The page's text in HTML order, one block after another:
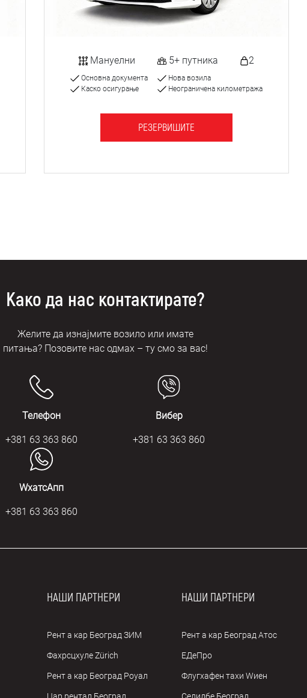
Мануелни 5+ путника 2
Основна документа
Каско осигурање
Нова возила
Неограничена километража
РЕЗЕРВИШИТЕ
Како да нас контактирате?
Желите да изнајмите возило или имате
питања? Позовите нас одмах – ту смо за вас!
Телефон
+381 63 363 860
Вибер
+381 63 363 860
WхатсАпп
+381 63 363 860
НАШИ ПАРТНЕРИ
Рент а кар Београд ЗИМ
Фахрсцхуле Zürich
Рент а кар Београд Роyал
НАШИ ПАРТНЕРИ
Рент а кар Београд Атос
ЕДеПро
Флугхафен таxи Wиен